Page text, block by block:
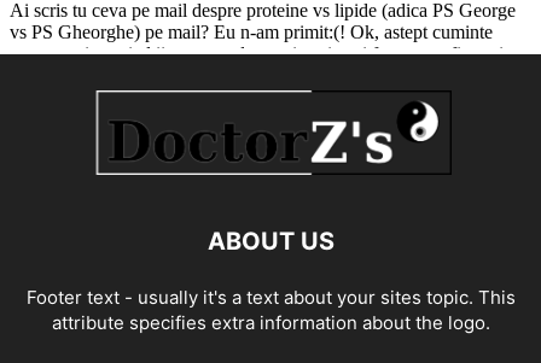
ABOUT US
Footer text - usually it's a text about your sites topic. This
attribute specifies extra information about the logo.